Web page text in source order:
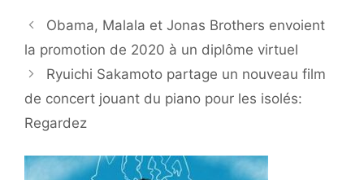
Obama, Malala et Jonas Brothers envoient
la promotion de 2020 à un diplôme virtuel
Ryuichi Sakamoto partage un nouveau film
de concert jouant du piano pour les isolés:
Regardez